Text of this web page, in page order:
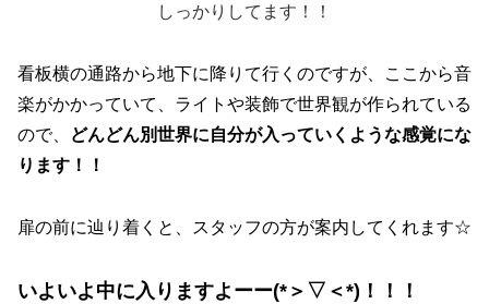
しっかりしてます！！
看板横の通路から地下に降りて行くのですが、ここから音
楽がかかっていて、ライトや装飾で世界観が作られている
ので、
どんどん別世界に自分が入っていくような感覚にな
ります！！
扉の前に辿り着くと、スタッフの方が案内してくれます☆
いよいよ中に入りますよーー(*＞▽＜*)！！！